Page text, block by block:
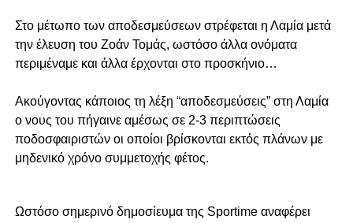
Στο μέτωπο των αποδεσμεύσεων στρέφεται η Λαμία μετά
την έλευση του Ζοάν Τομάς, ωστόσο άλλα ονόματα
περιμέναμε και άλλα έρχονται στο προσκήνιο…
Ακούγοντας κάποιος τη λέξη “αποδεσμεύσεις” στη Λαμία
ο νους του πήγαινε αμέσως σε 2-3 περιπτώσεις
ποδοσφαιριστών οι οποίοι βρίσκονται εκτός πλάνων με
μηδενικό χρόνο συμμετοχής φέτος.
Ωστόσο σημερινό δημοσίευμα της Sportime αναφέρει